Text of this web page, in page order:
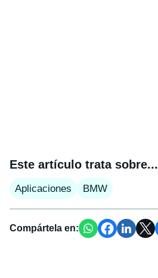
Este artículo trata sobre...
Aplicaciones BMW
Compártela en: